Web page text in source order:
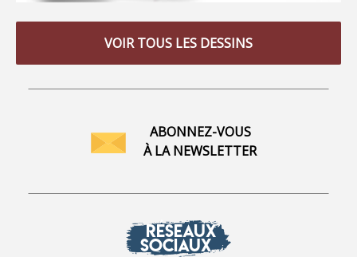
VOIR TOUS LES DESSINS
ABONNEZ-VOUS
À LA NEWSLETTER
RÉSEAUX
SOCIAUX